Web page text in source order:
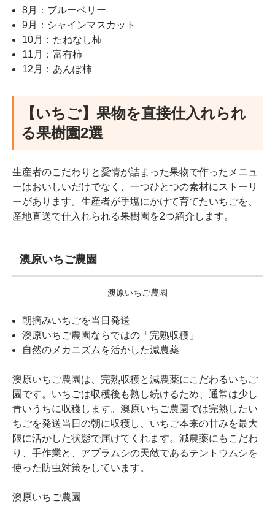
8月：ブルーベリー
9月：シャインマスカット
10月：たねなし柿
11月：富有柿
12月：あんぽ柿
【いちご】果物を直接仕入れられ
る果樹園2選
生産者のこだわりと愛情が詰まった果物で作ったメニュ
ーはおいしいだけでなく、一つひとつの素材にストーリ
ーがあります。生産者が手塩にかけて育てたいちごを、
産地直送で仕入れられる果樹園を2つ紹介します。
澳原いちご農園
澳原いちご農園
朝摘みいちごを当日発送
澳原いちご農園ならではの「完熟収穫」
自然のメカニズムを活かした減農薬
澳原いちご農園は、完熟収穫と減農薬にこだわるいちご
園です。いちごは収穫後も熟し続けるため、通常は少し
青いうちに収穫します。澳原いちご農園では完熟したい
ちごを発送当日の朝に収穫し、いちご本来の甘みを最大
限に活かした状態で届けてくれます。減農薬にもこだわ
り、手作業と、アブラムシの天敵であるテントウムシを
使った防虫対策をしています。
澳原いちご農園